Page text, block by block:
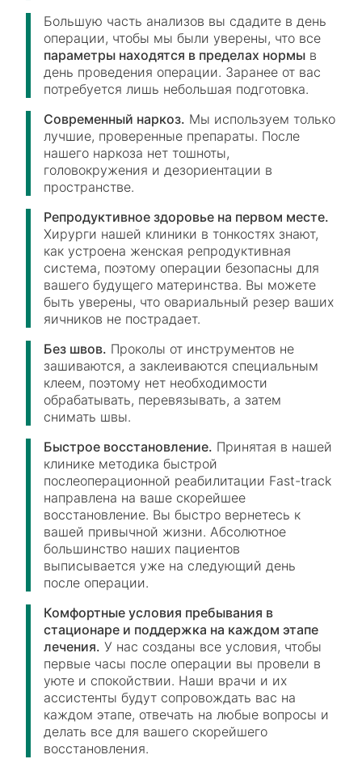
Большую часть анализов вы сдадите в день
операции, чтобы мы были уверены, что все
параметры находятся в пределах нормы в
день проведения операции. Заранее от вас
потребуется лишь небольшая подготовка.
Современный наркоз. Мы используем только
лучшие, проверенные препараты. После
нашего наркоза нет тошноты,
головокружения и дезориентации в
пространстве.
Репродуктивное здоровье на первом месте.
Хирурги нашей клиники в тонкостях знают,
как устроена женская репродуктивная
система, поэтому операции безопасны для
вашего будущего материнства. Вы можете
быть уверены, что овариальный резер ваших
яичников не пострадает.
Без швов. Проколы от инструментов не
зашиваются, а заклеиваются специальным
клеем, поэтому нет необходимости
обрабатывать, перевязывать, а затем
снимать швы.
Быстрое восстановление. Принятая в нашей
клинике методика быстрой
послеоперационной реабилитации Fast-track
направлена на ваше скорейшее
восстановление. Вы быстро вернетесь к
вашей привычной жизни. Абсолютное
большинство наших пациентов
выписывается уже на следующий день
после операции.
Комфортные условия пребывания в
стационаре и поддержка на каждом этапе
лечения. У нас созданы все условия, чтобы
первые часы после операции вы провели в
уюте и спокойствии. Наши врачи и их
ассистенты будут сопровождать вас на
каждом этапе, отвечать на любые вопросы и
делать все для вашего скорейшего
восстановления.